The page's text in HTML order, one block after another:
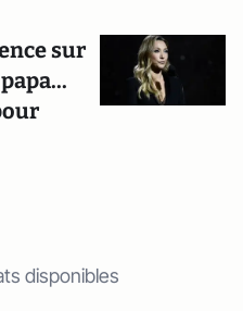
sur
disponibles